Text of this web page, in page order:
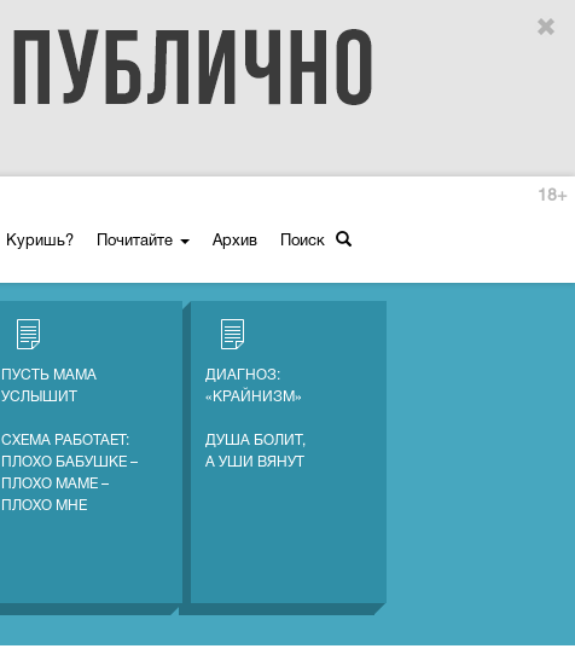
Куришь? Почитайте Архив Поиск
18+
ПУСТЬ МАМА
УСЛЫШИТ
СХЕМА РАБОТАЕТ:
ПЛОХО БАБУШКЕ –
ПЛОХО МАМЕ –
ПЛОХО МНЕ
ДИАГНОЗ:
«КРАЙНИЗМ»
ДУША БОЛИТ,
А УШИ ВЯНУТ